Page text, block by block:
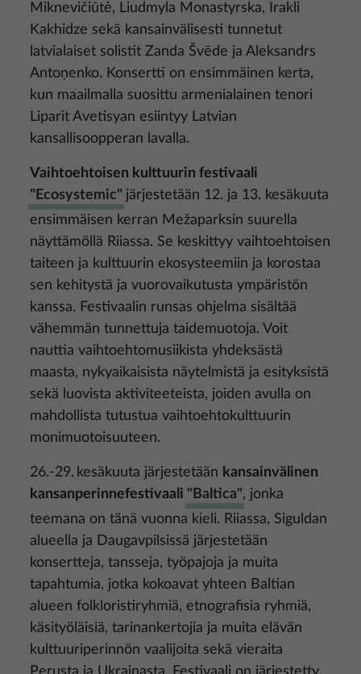
Miknevičiūtė, Liudmyla Monastyrska, Irakli
Kakhidze sekä kansainvälisesti tunnetut
latvialaiset solistit Zanda Švēde ja Aleksandrs
Antoņenko. Konsertti on ensimmäinen kerta,
kun maailmalla suosittu armenialainen tenori
Liparit Avetisyan esiintyy Latvian
kansallisoopperan lavalla.
Vaihtoehtoisen kulttuurin festivaali
"Ecosystemic" järjestetään 12. ja 13. kesäkuuta
ensimmäisen kerran Mežaparksin suurella
näyttämöllä Riiassa. Se keskittyy vaihtoehtoisen
taiteen ja kulttuurin ekosysteemiin ja korostaa
sen kehitystä ja vuorovaikutusta ympäristön
kanssa. Festivaalin runsas ohjelma sisältää
vähemmän tunnettuja taidemuotoja. Voit
nauttia vaihtoehtomusiikista yhdeksästä
maasta, nykyaikaisista näytelmistä ja esityksistä
sekä luovista aktiviteeteista, joiden avulla on
mahdollista tutustua vaihtoehtokulttuurin
monimuotoisuuteen.
26.-29. kesäkuuta järjestetään kansainvälinen
kansanperinnefestivaali "Baltica", jonka
teemana on tänä vuonna kieli. Riiassa, Siguldan
alueella ja Daugavpilsissä järjestetään
konsertteja, tansseja, työpajoja ja muita
tapahtumia, jotka kokoavat yhteen Baltian
alueen folkloristiryhmiä, etnografisia ryhmiä,
käsityöläisiä, tarinankertojia ja muita elävän
kulttuuriperinnön vaalijoita sekä vieraita